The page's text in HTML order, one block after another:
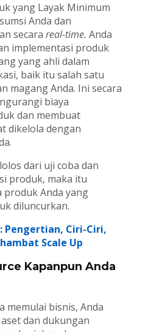
yang Layak Minimum
Anda dan
secara real-time. Anda
implementasi produk
yang ahli dalam
baik itu salah satu
magang Anda. Ini secara
biaya
dan membuat
dikelola dengan
dari uji coba dan
produk, maka itu
Anda yang
diluncurkan.
Pengertian, Ciri-Ciri,
Scale Up
Kapanpun Anda
memulai bisnis, Anda
dan dukungan